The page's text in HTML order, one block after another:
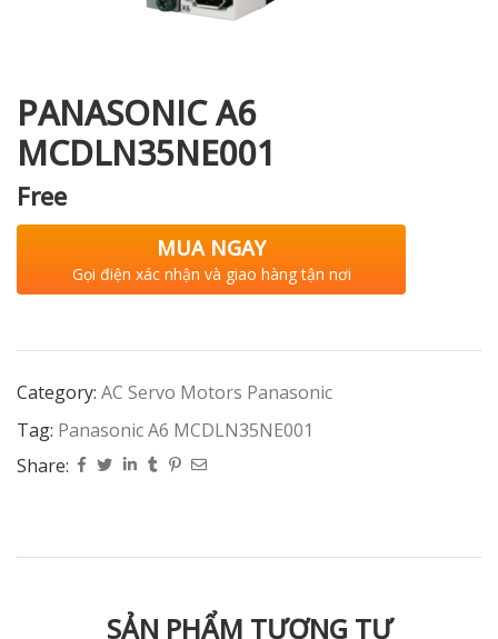
PANASONIC A6
MCDLN35NE001
Free
MUA NGAY
Gọi điện xác nhận và giao hàng tận nơi
Category: AC Servo Motors Panasonic
Tag: Panasonic A6 MCDLN35NE001
Share:
SẢN PHẨM TƯƠNG TỰ